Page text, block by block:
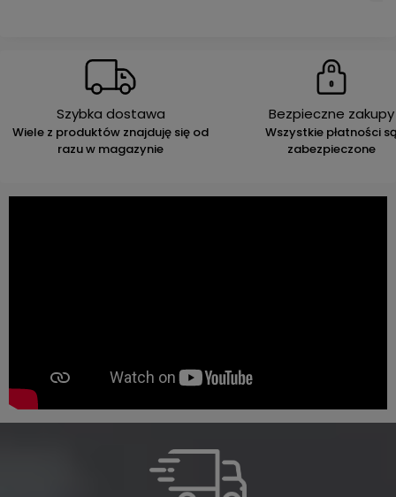
Szybka dostawa
Wiele z produktów znajduję się od
razu w magazynie
Bezpieczne zakupy
Wszystkie płatności
zabezpieczone